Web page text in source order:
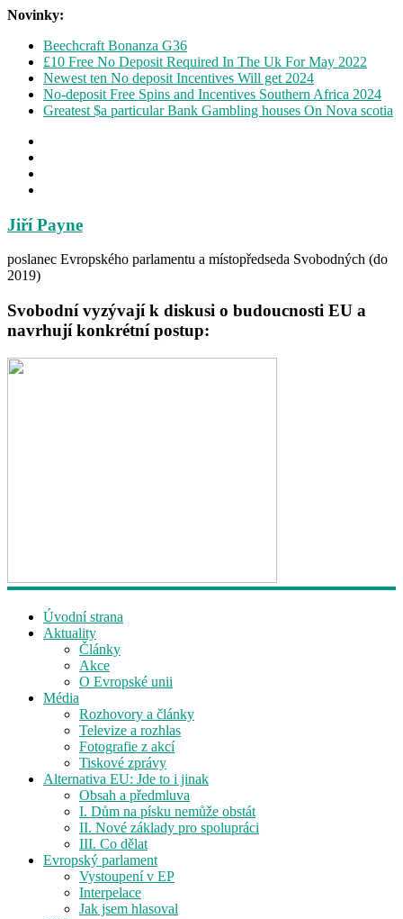
Novinky:
Beechcraft Bonanza G36
£10 Free No Deposit Required In The Uk For May 2022
Newest ten No deposit Incentives Will get 2024
No-deposit Free Spins and Incentives Southern Africa 2024
Greatest $a particular Bank Gambling houses On Nova scotia
Jiří Payne
poslanec Evropského parlamentu a místopředseda Svobodných (do
2019)
Svobodní vyzývají k diskusi o budoucnosti EU a
navrhují konkrétní postup:
Úvodní strana
Aktuality
Články
Akce
O Evropské unii
Média
Rozhovory a články
Televize a rozhlas
Fotografie z akcí
Tiskové zprávy
Alternativa EU: Jde to i jinak
Obsah a předmluva
I. Dům na písku nemůže obstát
II. Nové základy pro spolupráci
III. Co dělat
Evropský parlament
Vystoupení v EP
Interpelace
Jak jsem hlasoval